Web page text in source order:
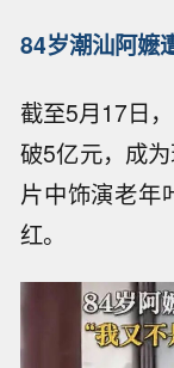
84岁潮汕阿嬷
截至5月17日
破5亿元，成
片中饰演老年
红。